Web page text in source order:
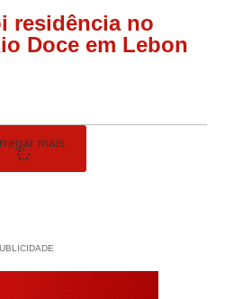
residência no
Doce em Lebon
mais